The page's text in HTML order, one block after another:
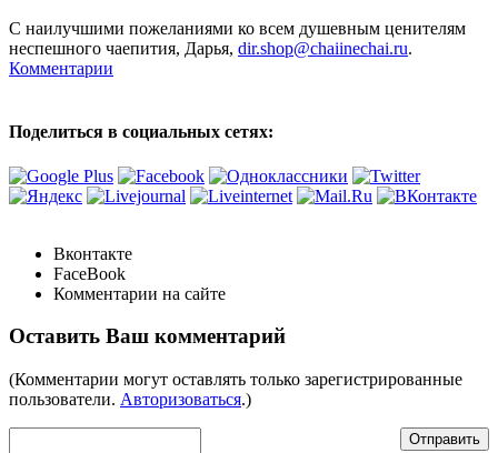
С наилучшими пожеланиями ко всем душевным ценителям
неспешного чаепития, Дарья, dir.shop@chaiinechai.ru.
Комментарии
Поделиться в социальных сетях:
Вконтакте
FaceBook
Комментарии на сайте
Оставить Ваш комментарий
(Комментарии могут оставлять только зарегистрированные
пользователи. Авторизоваться.)